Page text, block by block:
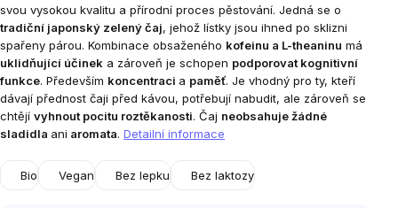
svou vysokou kvalitu a přírodní proces pěstování. Jedná se o
tradiční japonský zelený čaj, jehož lístky jsou ihned po sklizni
spařeny párou. Kombinace obsaženého kofeinu a L-theaninu má
uklidňující účinek a zároveň je schopen podporovat kognitivní
funkce. Především koncentraci a paměť. Je vhodný pro ty, kteří
dávají přednost čaji před kávou, potřebují nabudit, ale zároveň se
chtějí vyhnout pocitu roztěkanosti. Čaj neobsahuje žádné
sladidla ani aromata. Detailní informace
Bio Vegan Bez lepku Bez laktozy